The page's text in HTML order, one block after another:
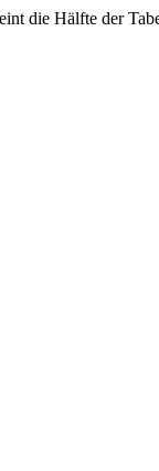
die Hälfte der